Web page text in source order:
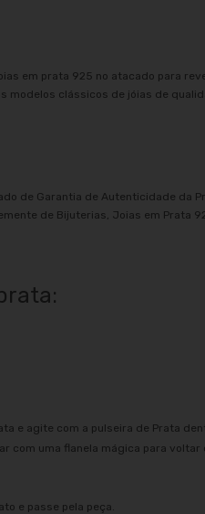
em prata 925 no atacado para
modelos clássicos de jóias de
de Garantia de Autenticidade da
de Bijuterias, Joias em Prata
e agite com a pulseira de Prata
com uma flanela mágica para
e passe pela peça.